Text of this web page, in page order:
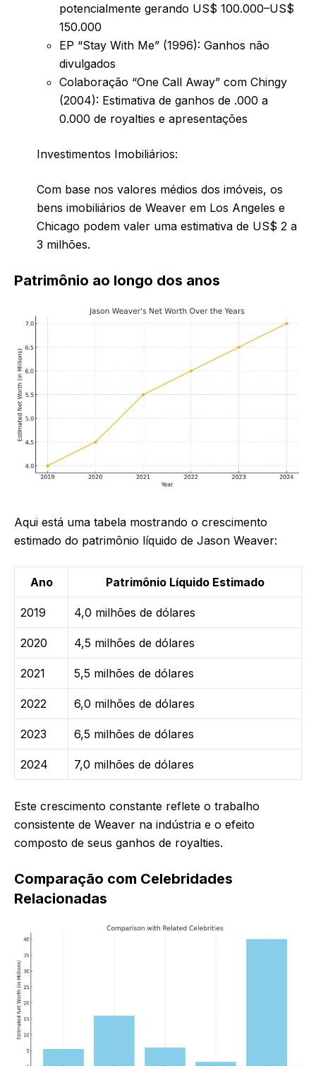
potencialmente gerando US$ 100.000–US$
150.000
EP “Stay With Me” (1996): Ganhos não
divulgados
Colaboração “One Call Away” com Chingy
(2004): Estimativa de ganhos de .000 a
0.000 de royalties e apresentações
Investimentos Imobiliários:
Com base nos valores médios dos imóveis, os
bens imobiliários de Weaver em Los Angeles e
Chicago podem valer uma estimativa de US$ 2 a
3 milhões.
Patrimônio ao longo dos anos
Aqui está uma tabela mostrando o crescimento
estimado do patrimônio líquido de Jason Weaver:
Ano Patrimônio Líquido Estimado
2019 4,0 milhões de dólares
2020 4,5 milhões de dólares
2021 5,5 milhões de dólares
2022 6,0 milhões de dólares
2023 6,5 milhões de dólares
2024 7,0 milhões de dólares
Este crescimento constante reflete o trabalho
consistente de Weaver na indústria e o efeito
composto de seus ganhos de royalties.
Comparação com Celebridades
Relacionadas